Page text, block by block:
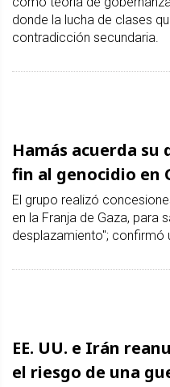
donde la lucha de clases
contradicción secundaria.
Hamás acuerda su
fin al genocidio en
El grupo realizó
en la Franja de Gaza, para
desplazamiento"; confirmó
EE. UU. e Irán
el riesgo de una